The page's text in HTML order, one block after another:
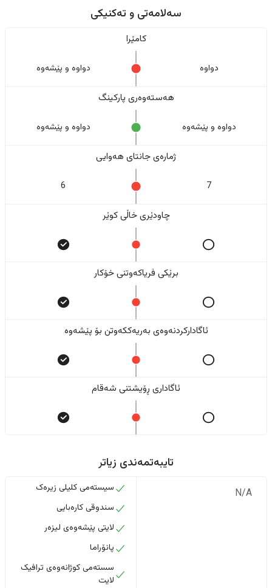
سەلامەتی و تەکنیکی
کامێرا
دواوە دواوە و پێشەوە
هەستەوەری پارکینگ
دواوە و پێشەوە دواوە و پێشەوە
ژمارەی جانتای هەوایی
7
6
چاودێری خاڵی کوێر
برێکی فریاکەوتنی خۆکار
ئاگادارکردنەوەی بەریەککەوتن بۆ پێشەوە
ئاگاداری ڕۆیشتنی شەقام
تایبەتمەندی زیاتر
N/A
سیستەمی کلیلی زیرەک
سندوقی کارەبایی
لایتی پێشەوەی لیزەر
پانۆراما
سستەمی کوژانەوەی ترافیک
لایت